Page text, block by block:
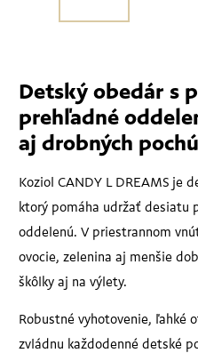
Detský obedár s
prehľadné
aj drobných
Koziol CANDY L DREAMS je
ktorý pomáha udržať desiatu
oddelenú. V priestrannom
ovocie, zelenina aj menšie
škôlky aj na výlety.
Robustné vyhotovenie, ľahké
zvládnu každodenné detské